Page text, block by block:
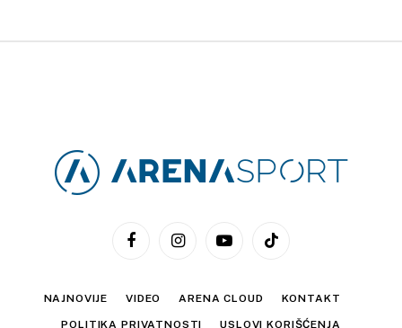
FacebookInstagramYouTubeTikTok
NAJNOVIJE VIDEO ARENA CLOUD KONTAKT
POLITIKA PRIVATNOSTI USLOVI KORIŠĆENJA